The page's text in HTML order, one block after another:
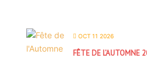
OCT 11 2026
FÊTE DE L’AUTOMNE